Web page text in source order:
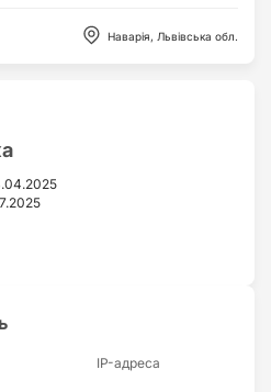
Наварія, Львівська обл.
IP-адреса